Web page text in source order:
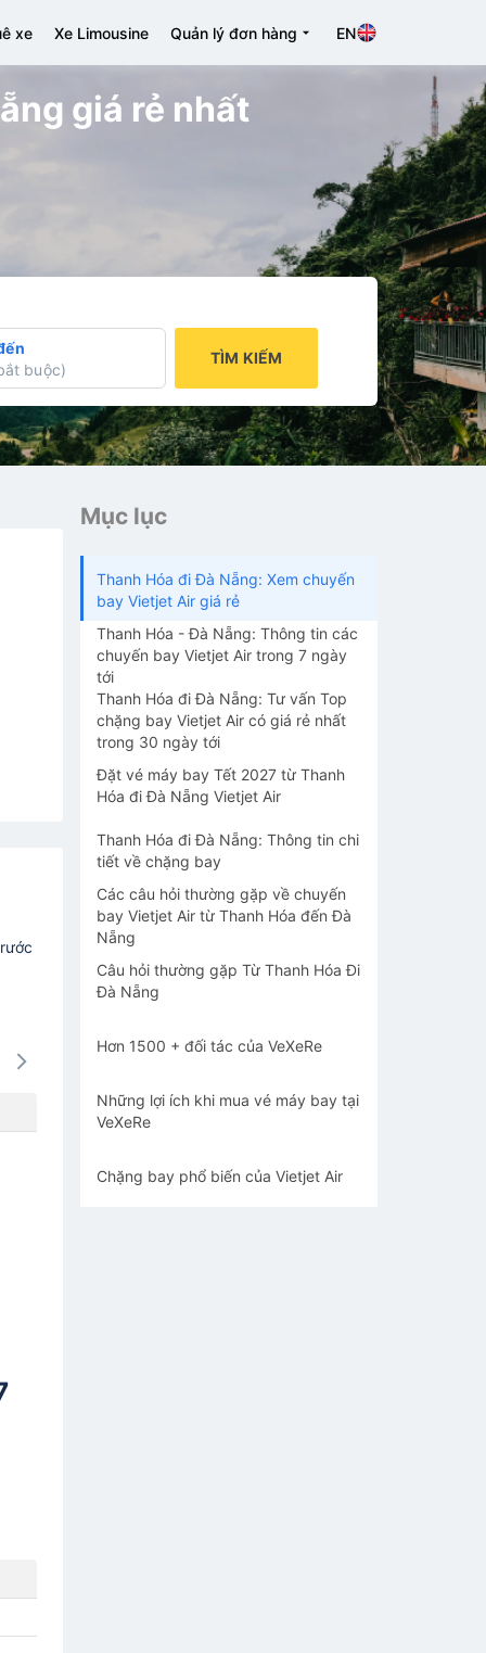
xe Xe Limousine Quản lý đơn hàng EN
giá rẻ nhất
buộc)
TÌM KIẾM
15/08
16/08
Mục lục
Thanh Hóa đi Đà Nẵng: Xem chuyến
bay Vietjet Air giá rẻ
Thanh Hóa - Đà Nẵng: Thông tin các
chuyến bay Vietjet Air trong 7 ngày
tới
Thanh Hóa đi Đà Nẵng: Tư vấn Top
chặng bay Vietjet Air có giá rẻ nhất
trong 30 ngày tới
Đặt vé máy bay Tết 2027 từ Thanh
Hóa đi Đà Nẵng Vietjet Air
Thanh Hóa đi Đà Nẵng: Thông tin chi
tiết về chặng bay
Các câu hỏi thường gặp về chuyến
bay Vietjet Air từ Thanh Hóa đến Đà
Nẵng
Câu hỏi thường gặp Từ Thanh Hóa Đi
Đà Nẵng
Hơn 1500 + đối tác của VeXeRe
Những lợi ích khi mua vé máy bay tại
VeXeRe
Chặng bay phổ biến của Vietjet Air